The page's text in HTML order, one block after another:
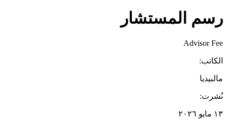
رسم المستشار
Advisor Fee
الكاتب:
مالبيديا
نُشرت:
١٣ مايو ٢٠٢٦